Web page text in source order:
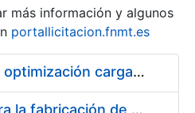
más información y algunos
portallicitacion.fnmt.es
Pliego condiciones optimización cargas compras firmado
Acuerdo marco para la fabricación de piezas